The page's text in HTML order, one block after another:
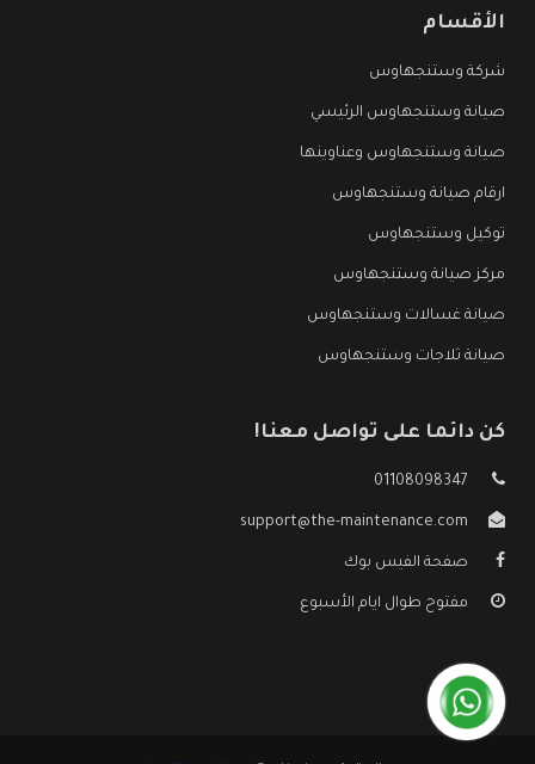
الأقسام
شركة وستنجهاوس
صيانة وستنجهاوس الرئيسي
صيانة وستنجهاوس وعناوينها
ارقام صيانة وستنجهاوس
توكيل وستنجهاوس
مركز صيانة وستنجهاوس
صيانة غسالات وستنجهاوس
صيانة ثلاجات وستنجهاوس
كن دائما على تواصل معنا!
01108098347
support@the-maintenance.com
صفحة الفيس بوك
مفتوح طوال ايام الأسبوع